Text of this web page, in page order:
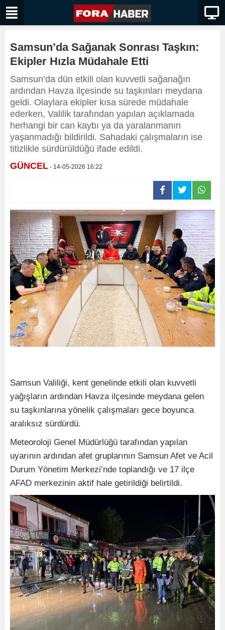
Samsun’da Sağanak Sonrası Taşkın:
Ekipler Hızla Müdahale Etti
Samsun’da dün etkili olan kuvvetli sağanağın
ardından Havza ilçesinde su taşkınları meydana
geldi. Olaylara ekipler kısa sürede müdahale
ederken, Valilik tarafından yapılan açıklamada
herhangi bir can kaybı ya da yaralanmanın
yaşanmadığı bildirildi. Sahadaki çalışmaların ise
titizlikle sürdürüldüğü ifade edildi.
GÜNCEL - 14-05-2026 16:22
Samsun Valiliği, kent genelinde etkili olan kuvvetli
yağışların ardından Havza ilçesinde meydana gelen
su taşkınlarına yönelik çalışmaları gece boyunca
aralıksız sürdürdü.
Meteoroloji Genel Müdürlüğü tarafından yapılan
uyarının ardından afet gruplarının Samsun Afet ve Acil
Durum Yönetim Merkezi’nde toplandığı ve 17 ilçe
AFAD merkezinin aktif hale getirildiği belirtildi.